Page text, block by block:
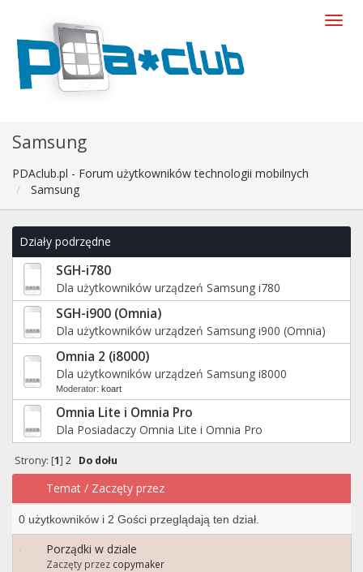
Samsung
PDAclub.pl - Forum użytkowników technologii mobilnych
Samsung
Działy podrzędne
SGH-i780
Dla użytkowników urządzeń Samsung i780
SGH-i900 (Omnia)
Dla użytkowników urządzeń Samsung i900 (Omnia)
Omnia 2 (i8000)
Dla użytkowników urządzeń Samsung i8000
Moderator: koart
Omnia Lite i Omnia Pro
Dla Posiadaczy Omnia Lite i Omnia Pro
Strony: [1] 2 Do dołu
Temat / Zaczęty przez
0 użytkowników i 2 Gości przeglądają ten dział.
Porządki w dziale
Zaczęty przez copymaker